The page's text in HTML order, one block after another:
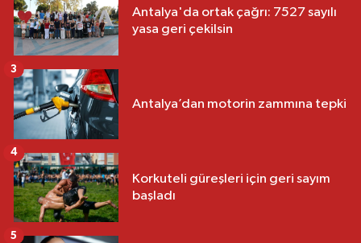
Antalya'da ortak çağrı: 7527 sayılı
yasa geri çekilsin
Antalya’dan motorin zammına tepki
3
Korkuteli güreşleri için geri sayım
başladı
4
5